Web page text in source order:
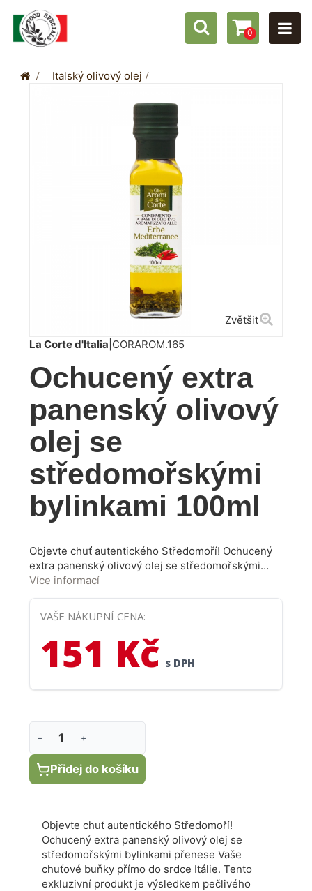
0
> Italský olivový olej >
Zvětšit
La Corte d'Italia CORAROM.165
Ochucený extra
panenský olivový
olej se
středomořskými
bylinkami 100ml
Objevte chuť autentického Středomoří! Ochucený
extra panenský olivový olej se středomořskými
bylinkami přenese Vaše chuťové buňky přímo do
srdce Itálie. Tento exkluzivní produkt je výsledkem
pečlivého výběru nejlepších oliv a ručního
zpracování v tradičních italských lisovnách.
Více informací
VAŠE NÁKUPNÍ CENA:
151 Kč s DPH
− +
Přidej do košíku
Objevte chuť autentického Středomoří!
Ochucený extra panenský olivový olej se
středomořskými bylinkami přenese Vaše
chuťové buňky přímo do srdce Itálie. Tento
exkluzivní produkt je výsledkem pečlivého